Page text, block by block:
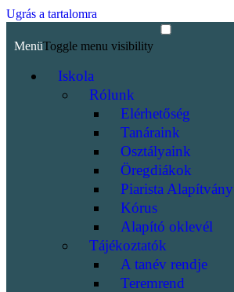
Ugrás a tartalomra
MenüToggle menu visibility
Iskola
Rólunk
Elérhetőség
Tanáraink
Osztályaink
Öregdiákok
Piarista Alapítvány
Kórus
Alapító oklevél
Tájékoztatók
A tanév rendje
Teremrend